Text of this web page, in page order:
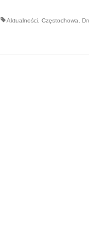
Aktualności, Częstochowa